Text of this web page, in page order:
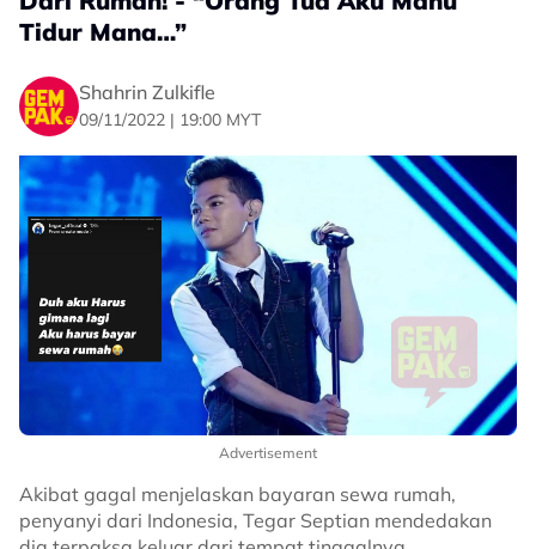
Tidur Mana…”
Shahrin Zulkifle
09/11/2022 | 19:00 MYT
Advertisement
Akibat gagal menjelaskan bayaran sewa rumah,
penyanyi dari Indonesia, Tegar Septian mendedakan